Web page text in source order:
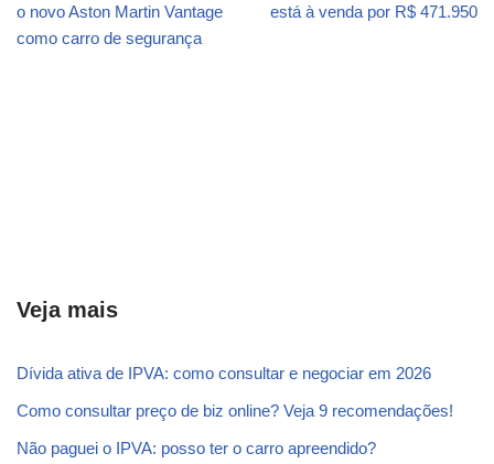
o novo Aston Martin Vantage
como carro de segurança
está à venda por R$ 471.950
Veja mais
Dívida ativa de IPVA: como consultar e negociar em 2026
Como consultar preço de biz online? Veja 9 recomendações!
Não paguei o IPVA: posso ter o carro apreendido?